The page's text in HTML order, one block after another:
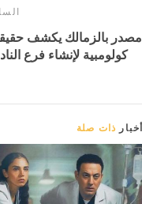
مصدر بالزمالك يكشف
كولومبية لإنشاء فرع
أخبار ذات صلة